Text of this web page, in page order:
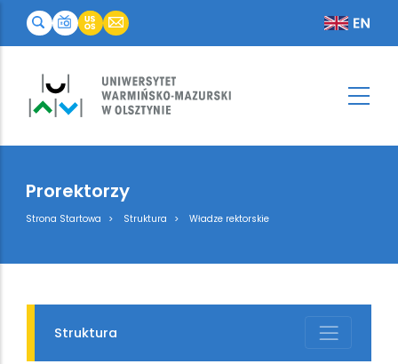
Prorektorzy
Breadcrumb
Strona Startowa Struktura Władze rektorskie
Struktura